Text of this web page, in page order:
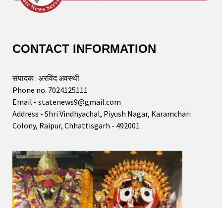
CONTACT INFORMATION
संपादक : अरविंद अवस्थी
Phone no. 7024125111
Email - statenews9@gmail.com
Address - Shri Vindhyachal, Piyush Nagar, Karamchari
Colony, Raipur, Chhattisgarh - 492001